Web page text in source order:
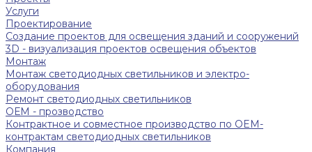
Услуги
Проектирование
Создание проектов для освещения зданий и сооружений
3D - визуализация проектов освещения объектов
Монтаж
Монтаж светодиодных светильников и электро-
оборудования
Ремонт светодиодных светильников
ОЕМ - прозводство
Контрактное и совместное производство по OEM-
контрактам светодиодных светильников
Компания